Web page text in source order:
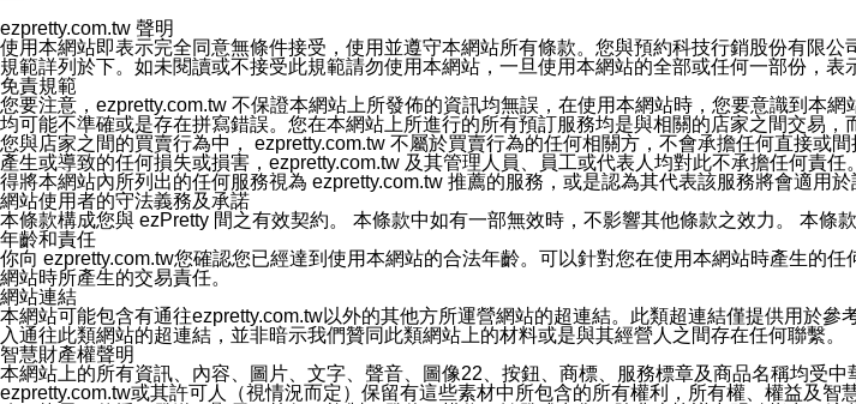
您同意本公司網站，透過您所提供的郵件地址與您取得聯絡並傳送或宣傳本網站各項服務之資料
停止接收這些資料或電子郵件。
十五、訊息通知
本公司/本服務將以通知型訊息傳送重要訊息給您。即使未加入本公司/本服務好友，您仍可接收到
本公司/本服務傳送之通知型訊息以對您有效且重要的訊息為限，以廣告或其他目的的訊息皆不會
1.LINE 帳號設定的電話號碼與本公司/本服務所傳來的電話號碼比對相符。
2.該 LINE 帳號已在 LINE APP 設定中，同意接收通知型訊息。
3.LINE 帳號未封鎖傳送訊息之 LINE 官方帳號。
欲變更通知型訊息的設定，操作如下：
1.點選「主頁」＞「設定」
2.點選「隱私設定」
3.點選「提供使用資料」
4.點選「LINE通知型訊息」
5.開關「接收LINE通知型訊息」
❗️關閉「接收通知型訊息」後，將不會接收到來自任何企業官方帳號或認證官方帳號的通知型訊息。
ezpretty.com.tw 聲明
使用本網站即表示完全同意無條件接受，使用並遵守本網站所有條款。您與預約科技行銷股份有限
規範詳列於下。如未閱讀或不接受此規範請勿使用本網站，一旦使用本網站的全部或任何一部份，表
免責規範
您要注意，ezpretty.com.tw 不保證本網站上所發佈的資訊均無誤，在使用本網站時，您要意識到本
均可能不準確或是存在拼寫錯誤。您在本網站上所進行的所有預訂服務均是與相關的店家之間交易
您與店家之間的買賣行為中， ezpretty.com.tw 不屬於買賣行為的任何相關方，不會承擔任何直接
產生或導致的任何損失或損害，ezpretty.com.tw 及其管理人員、員工或代表人均對此不承擔任何責
得將本網站內所列出的任何服務視為 ezpretty.com.tw 推薦的服務，或是認為其代表該服務將會適用
網站使用者的守法義務及承諾
本條款構成您與 ezPretty 間之有效契約。 本條款中如有一部無效時，不影響其他條款之效力。 本條
年齡和責任
你向 ezpretty.com.tw您確認您已經達到使用本網站的合法年齡。可以針對您在使用本網站時產生的
網站時所產生的交易責任。
網站連結
本網站可能包含有通往ezpretty.com.tw以外的其他方所運營網站的超連結。此類超連結僅提供用於
入通往此類網站的超連結，並非暗示我們贊同此類網站上的材料或是與其經營人之間存在任何聯繫。
智慧財產權聲明
本網站上的所有資訊、內容、圖片、文字、聲音、圖像22、按鈕、商標、服務標章及商品名稱均受
ezpretty.com.tw或其許可人（視情況而定）保留有這些素材中所包含的所有權利，所有權、權益及